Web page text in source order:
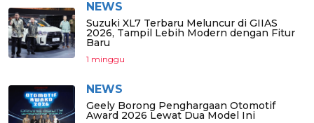
NEWS
Suzuki XL7 Terbaru Meluncur di GIIAS
2026, Tampil Lebih Modern dengan Fitur
Baru
1 minggu
NEWS
Geely Borong Penghargaan Otomotif
Award 2026 Lewat Dua Model Ini